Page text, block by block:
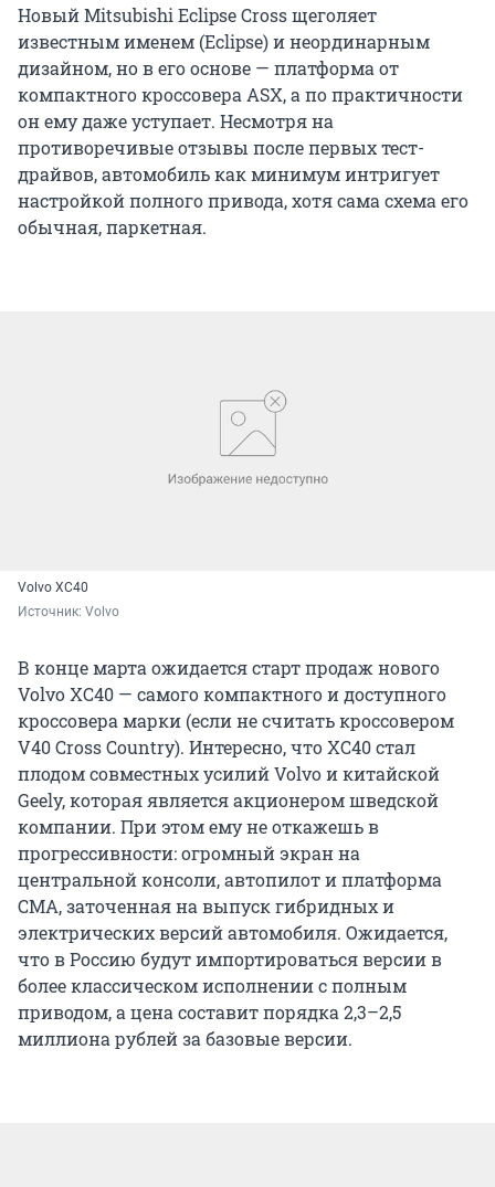
известным именем (Eclipse) и неординарным
дизайном, но в его основе — платформа от
компактного кроссовера ASX, а по практичности
он ему даже уступает. Несмотря на
противоречивые отзывы после первых тест-
драйвов, автомобиль как минимум интригует
настройкой полного привода, хотя сама схема его
обычная, паркетная.
Источник: Volvo
Volvo XC40 — самого компактного и доступного
кроссовера марки (если не считать кроссовером
V40 Cross Country). Интересно, что XC40 стал
плодом совместных усилий Volvo и китайской
Geely, которая является акционером шведской
компании. При этом ему не откажешь в
прогрессивности: огромный экран на
центральной консоли, автопилот и платформа
CMA, заточенная на выпуск гибридных и
электрических версий автомобиля. Ожидается,
что в Россию будут импортироваться версии в
более классическом исполнении с полным
приводом, а цена составит порядка 2,3–2,5
миллиона рублей за базовые версии.